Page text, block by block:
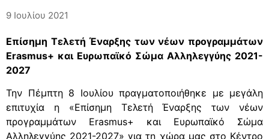
9 Ιουλίου 2021
Επίσημη Τελετή Έναρξης των νέων προγραμμάτων
Erasmus+ και Ευρωπαϊκό Σώμα Αλληλεγγύης 2021-
2027
Την Πέμπτη 8 Ιουλίου πραγματοποιήθηκε με μεγάλη
επιτυχία η «Επίσημη Τελετή Έναρξης των νέων
προγραμμάτων Erasmus+ και Ευρωπαϊκό Σώμα
Αλληλεγγύης 2021-2027» για τη χώρα μας στο Κέντρο